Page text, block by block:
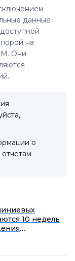
данные
на
Они
о
10 недель